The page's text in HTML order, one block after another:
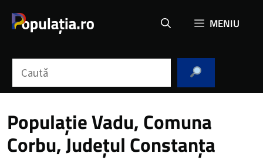
MENIU
Populație Vadu, Comuna
Corbu, Județul Constanța